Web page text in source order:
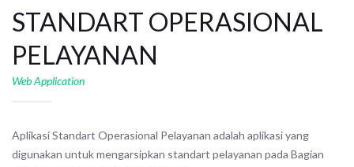
STANDART OPERASIONAL
PELAYANAN
Web Application
Aplikasi Standart Operasional Pelayanan adalah aplikasi yang
digunakan untuk mengarsipkan standart pelayanan pada Bagian